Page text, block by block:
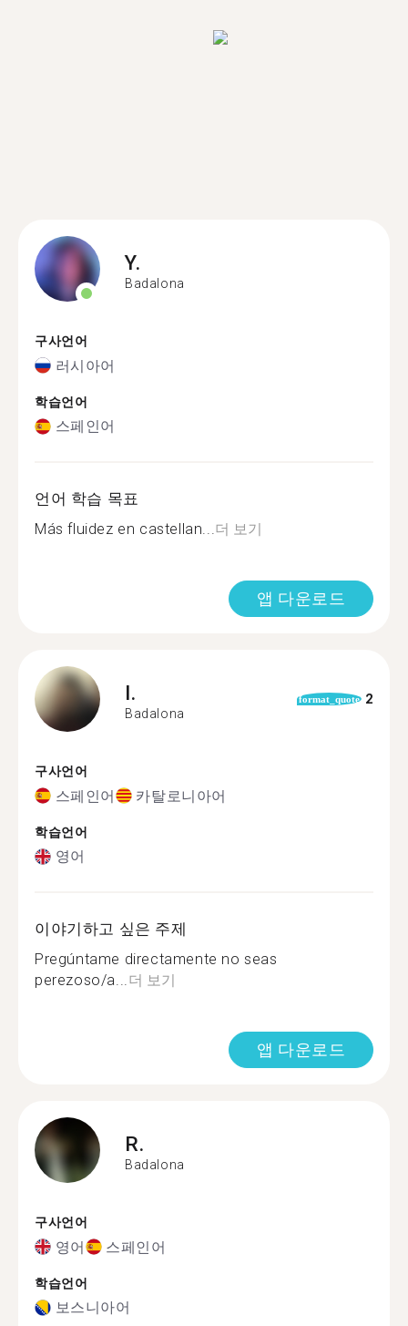
Y.
Badalona
구사언어
러시아어
학습언어
스페인어
언어 학습 목표
Más fluidez en castellan...더 보기
앱 다운로드
I.
Badalona
format_quote 2
구사언어
스페인어 카탈로니아어
학습언어
영어
이야기하고 싶은 주제
Pregúntame directamente no seas
perezoso/a...더 보기
앱 다운로드
R.
Badalona
구사언어
영어 스페인어
학습언어
보스니아어